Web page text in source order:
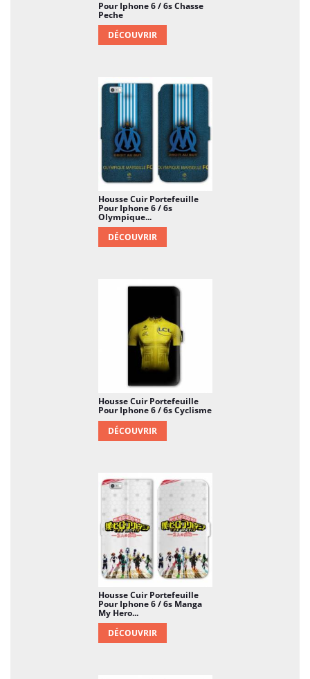
Pour Iphone 6 / 6s Chasse
Peche
DÉCOUVRIR
Housse Cuir Portefeuille
Pour Iphone 6 / 6s
Olympique...
DÉCOUVRIR
Housse Cuir Portefeuille
Pour Iphone 6 / 6s Cyclisme
DÉCOUVRIR
Housse Cuir Portefeuille
Pour Iphone 6 / 6s Manga
My Hero...
DÉCOUVRIR